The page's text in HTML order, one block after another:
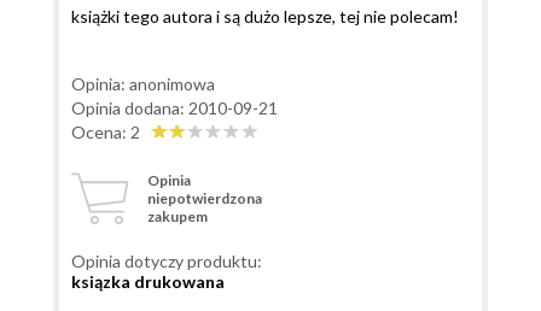
książki tego autora i są dużo lepsze, tej nie polecam!
Opinia: anonimowa
Opinia dodana: 2010-09-21
Ocena: 2
Opinia
niepotwierdzona
zakupem
Opinia dotyczy produktu:
ksiązka drukowana